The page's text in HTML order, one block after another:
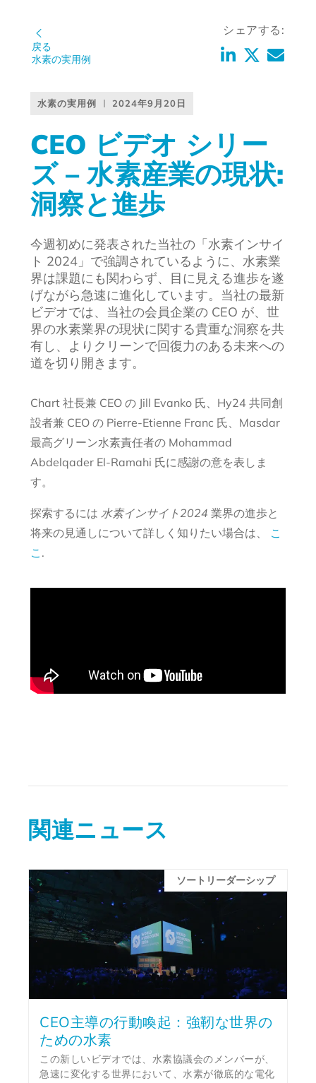
戻る
水素の実用例
シェアする:
水素の実用例 2024年9月20日
CEO ビデオ シリー
ズ – 水素産業の現状:
洞察と進歩
今週初めに発表された当社の「水素インサイ
ト 2024」で強調されているように、水素業
界は課題にも関わらず、目に見える進歩を遂
げながら急速に進化しています。当社の最新
ビデオでは、当社の会員企業の CEO が、世
界の水素業界の現状に関する貴重な洞察を共
有し、よりクリーンで回復力のある未来への
道を切り開きます。
Chart 社長兼 CEO の Jill Evanko 氏、Hy24 共同創
設者兼 CEO の Pierre-Etienne Franc 氏、Masdar
最高グリーン水素責任者の Mohammad
Abdelqader El-Ramahi 氏に感謝の意を表しま
す。
探索するには 水素インサイト2024 業界の進歩と
将来の見通しについて詳しく知りたい場合は、
こ
こ .
関連ニュース
ソートリーダーシップ
CEO主導の行動喚起：強靭な世界の
ための水素
この新しいビデオでは、水素協議会のメンバーが、
急速に変化する世界において、水素が徹底的な電化